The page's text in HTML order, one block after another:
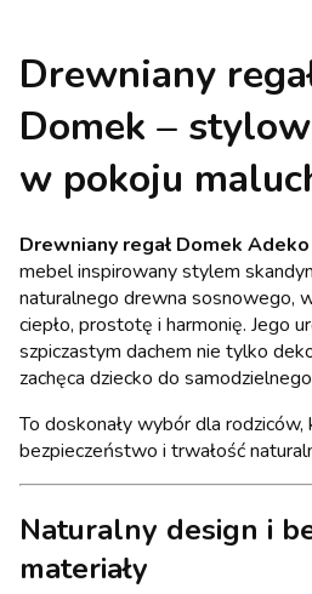
Drewniany
Domek –
w pokoju
Drewniany regał Domek Adeko
mebel inspirowany stylem
naturalnego drewna sosnowego,
ciepło, prostotę i harmonię. Jego
szpiczastym dachem nie tylko
zachęca dziecko do
To doskonały wybór dla
bezpieczeństwo i trwałość
Naturalny design i
materiały